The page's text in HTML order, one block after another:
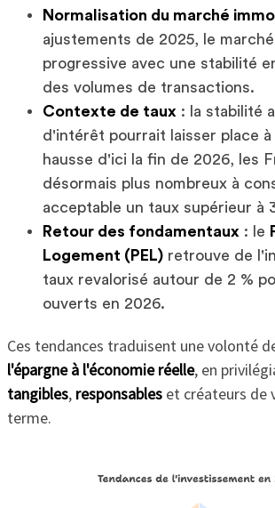
Normalisation du marché
ajustements de 2025, le
progressive avec une stabilité
des volumes de transactions.
Contexte de taux : la stabilité
d'intérêt pourrait laisser place à
hausse d'ici la fin de 2026, les
désormais plus nombreux à
acceptable un taux supérieur à
Retour des fondamentaux : le
Logement (PEL)retrouve de
taux revalorisé autour de 2 %
ouverts en 2026.
Ces tendances traduisent une volonté
l'épargne à l'économie réelle, en
tangibles, responsableset créateurs de
terme.